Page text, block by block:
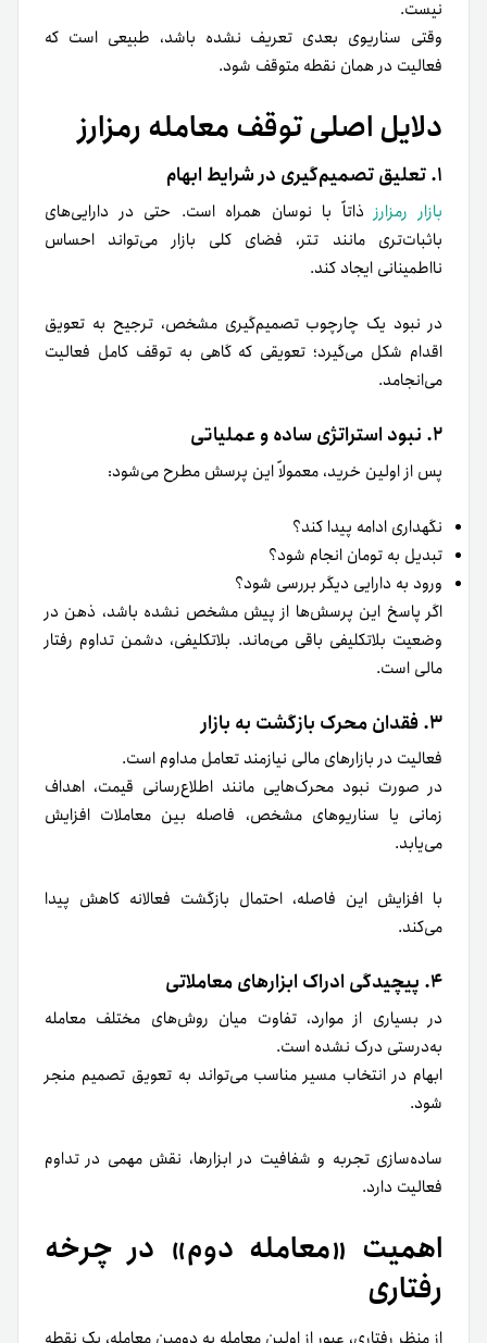
نیست.
وقتی سناریوی بعدی تعریف نشده باشد، طبیعی است که
فعالیت در همان نقطه متوقف شود.
دلایل اصلی توقف معامله رمزارز
۱. تعلیق تصمیم‌گیری در شرایط ابهام
بازار رمزارزذاتاً با نوسان همراه است. حتی در دارایی‌های
باثبات‌تری مانند تتر، فضای کلی بازار می‌تواند احساس
نااطمینانی ایجاد کند.
در نبود یک چارچوب تصمیم‌گیری مشخص، ترجیح به تعویق
اقدام شکل می‌گیرد؛ تعویقی که گاهی به توقف کامل فعالیت
می‌انجامد.
۲. نبود استراتژی ساده و عملیاتی
پس از اولین خرید، معمولاً این پرسش مطرح می‌شود:
نگهداری ادامه پیدا کند؟
تبدیل به تومان انجام شود؟
ورود به دارایی دیگر بررسی شود؟
اگر پاسخ این پرسش‌ها از پیش مشخص نشده باشد، ذهن در
وضعیت بلاتکلیفی باقی می‌ماند. بلاتکلیفی، دشمن تداوم رفتار
مالی است.
۳. فقدان محرک بازگشت به بازار
فعالیت در بازارهای مالی نیازمند تعامل مداوم است.
در صورت نبود محرک‌هایی مانند اطلاع‌رسانی قیمت، اهداف
زمانی یا سناریوهای مشخص، فاصله بین معاملات افزایش
می‌یابد.
با افزایش این فاصله، احتمال بازگشت فعالانه کاهش پیدا
می‌کند.
۴. پیچیدگی ادراک ابزارهای معاملاتی
در بسیاری از موارد، تفاوت میان روش‌های مختلف معامله
به‌درستی درک نشده است.
ابهام در انتخاب مسیر مناسب می‌تواند به تعویق تصمیم منجر
شود.
ساده‌سازی تجربه و شفافیت در ابزارها، نقش مهمی در تداوم
فعالیت دارد.
اهمیت «معامله دوم» در چرخه
رفتاری